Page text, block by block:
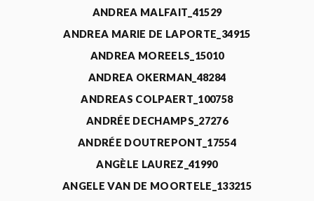
ANDREA MALFAIT_41529
ANDREA MARIE DE LAPORTE_34915
ANDREA MOREELS_15010
ANDREA OKERMAN_48284
ANDREAS COLPAERT_100758
ANDRÉE DECHAMPS_27276
ANDRÉE DOUTREPONT_17554
ANGÈLE LAUREZ_41990
ANGELE VAN DE MOORTELE_133215